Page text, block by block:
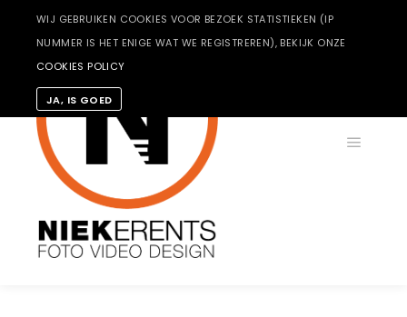
WIJ GEBRUIKEN COOKIES VOOR BEZOEK STATISTIEKEN (IP
NUMMER IS HET ENIGE WAT WE REGISTREREN), BEKIJK ONZE
COOKIES POLICY
JA, IS GOED